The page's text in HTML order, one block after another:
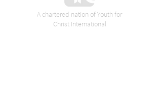
A chartered nation of Youth for
Christ International